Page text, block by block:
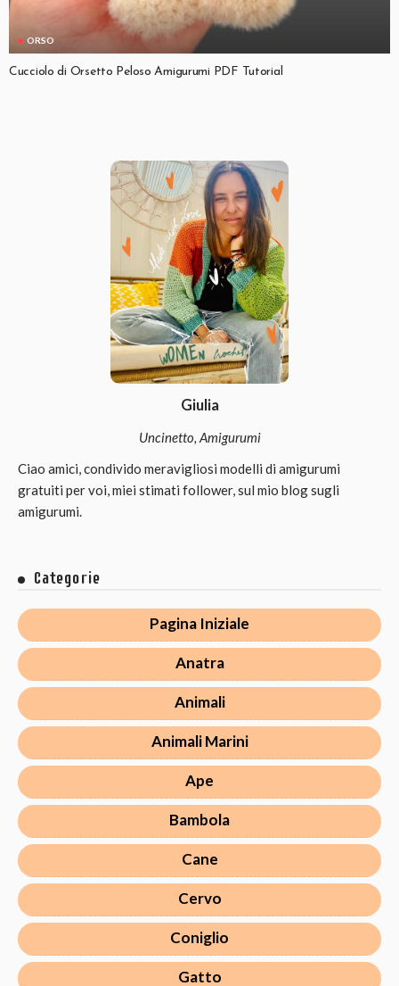
ORSO
Cucciolo di Orsetto Peloso Amigurumi PDF Tutorial
Giulia
Uncinetto, Amigurumi
Ciao amici, condivido meravigliosi modelli di amigurumi
gratuiti per voi, miei stimati follower, sul mio blog sugli
amigurumi.
Categorie
Pagina Iniziale
Anatra
Animali
Animali Marini
Ape
Bambola
Cane
Cervo
Coniglio
Gatto